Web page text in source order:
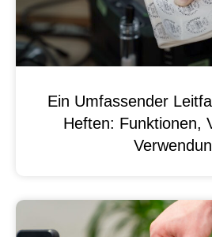
Ein Umfassender
Heften: Funktionen,